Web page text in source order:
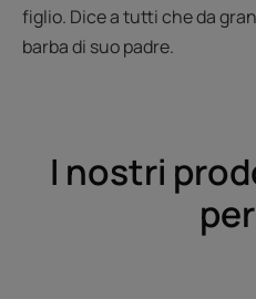
figlio. Dice a tutti che da
barba di suo padre.
I nostri